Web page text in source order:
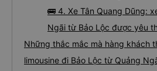
🚌 4. Xe Tân Quang Dũng:
Ngãi từ Bảo Lộc được yêu
Những thắc mắc mà hàng khách
limousine đi Bảo Lộc từ Quảng